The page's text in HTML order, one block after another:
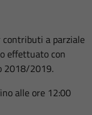
contributi a parziale
effettuato con
2018/2019.
alle ore 12:00